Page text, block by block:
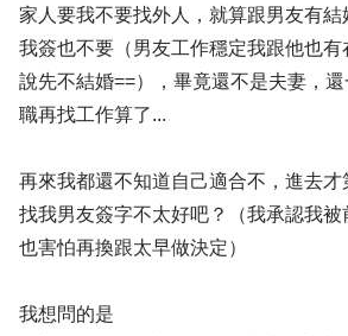
家人要我不要找外人，就算跟男友有
我簽也不要（男友工作穩定我跟他也
說先不結婚==），畢竟還不是夫妻，
職再找工作算了...
再來我都還不知道自己適合不，進去
找我男友簽字不太好吧？（我承認我
也害怕再換跟太早做決定）
我想問的是